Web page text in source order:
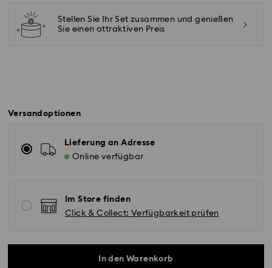
Stellen Sie Ihr Set zusammen und genießen
Sie einen attraktiven Preis
Versandoptionen
Lieferung an Adresse
Online verfügbar
Im Store finden
Click & Collect: Verfügbarkeit prüfen
In den Warenkorb
Standardversand - GLS